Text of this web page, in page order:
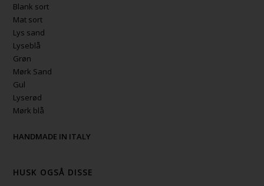
Blank sort
Mat sort
Lys sand
Lyseblå
Grøn
Mørk Sand
Gul
Lyserød
Mørk blå
HANDMADE IN ITALY
HUSK OGSÅ DISSE